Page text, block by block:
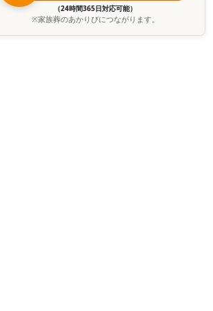
（24時間365日対応可能）
※家族葬のあかりびにつながります。